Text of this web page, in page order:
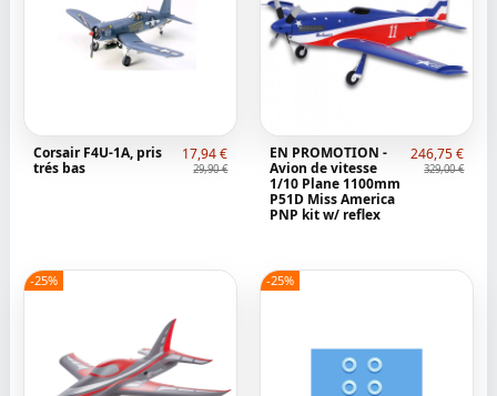
Corsair F4U-1A, pris
trés bas
17,94 €
29,90 €
EN PROMOTION -
Avion de vitesse
1/10 Plane 1100mm
P51D Miss America
PNP kit w/ reflex
246,75 €
329,00 €
-25% -25%